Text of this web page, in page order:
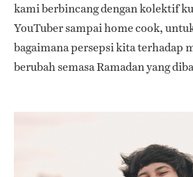
kami berbincang dengan kolektif
YouTuber sampai home cook,
bagaimana persepsi kita terhadap
berubah semasa Ramadan yang